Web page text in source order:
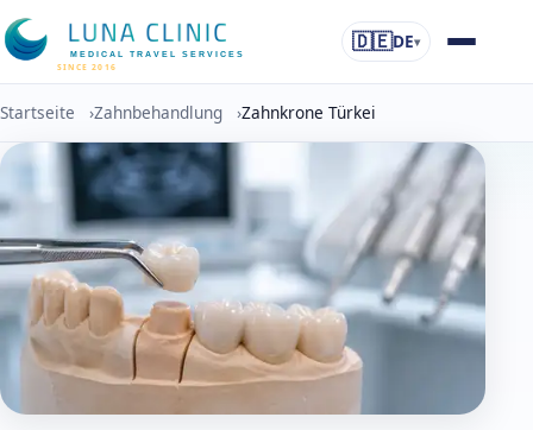
MEDICAL TRAVEL SERVICES
SINCE 2016
🇩🇪DE▾
Startseite ›Zahnbehandlung ›Zahnkrone Türkei